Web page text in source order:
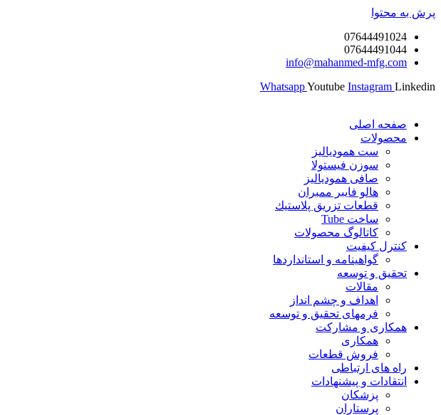
پرش به محتوا
07644491024
07644491044
info@mahanmed-mfg.com
WhatsappYoutube Instagram Linkedin
صفحه اصلی
محصولات
ست همودیالیز
سوزن فیستولا
صافی همودیالیز
هالو فایبر ممبران
قطعات تزريق پلاستيك
ساخت Tube
کاتالوگ محصولات
کنترل کیفیت
گواهينامه و استانداردها
تحقيق و توسعه
مقالات
اهداف و چشم انداز
فرمهای تحقیق و توسعه
همکاری و مشارکت
همکاری
فروش قطعات
راه های ارتباطی
انتقادات و پيشنهادات
پزشكان
پرستاران